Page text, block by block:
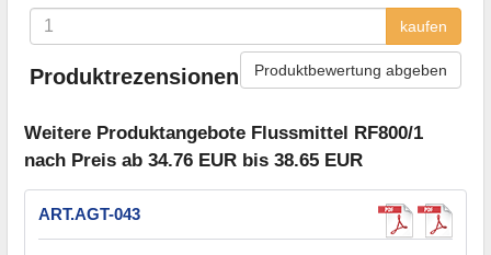
kaufen
Produktrezensionen Produktbewertung abgeben
Weitere Produktangebote Flussmittel RF800/1
nach Preis ab 34.76 EUR bis 38.65 EUR
ART.AGT-043